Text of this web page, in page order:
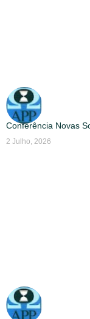
Conferência Novas
2 Julho, 2026